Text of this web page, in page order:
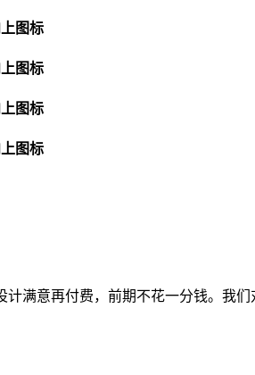
计满意再付费，前期不花一分钱。我